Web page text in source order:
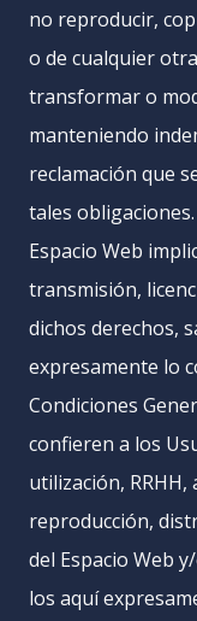
no reproducir,
o de cualquier
transformar o
manteniendo
reclamación que
tales
Espacio Web
transmisión,
dichos derechos,
expresamente lo
Condiciones
confieren a los
utilización,
reproducción,
del Espacio Web
los aquí